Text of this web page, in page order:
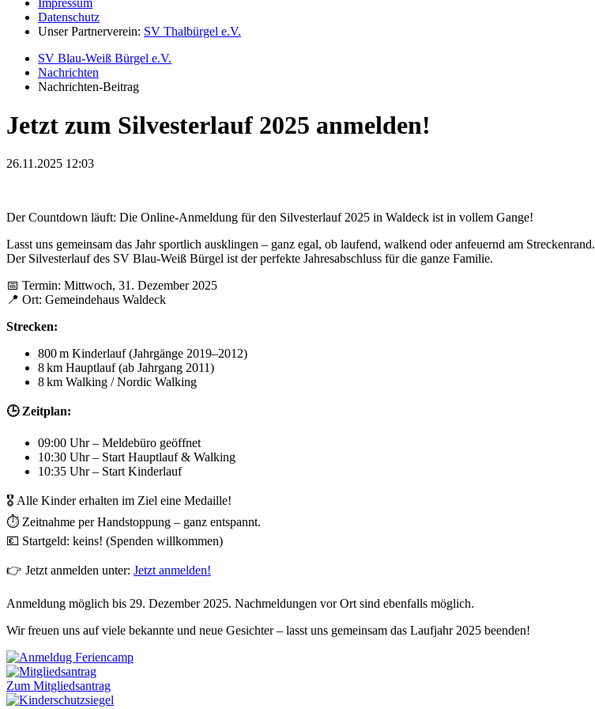
Datenschutz
Unser Partnerverein: SV Thalbürgel e.V.
SV Blau-Weiß Bürgel e.V.
Nachrichten
Nachrichten-Beitrag
Jetzt zum Silvesterlauf 2025 anmelden!
26.11.2025 12:03
Der Countdown läuft: Die Online-Anmeldung für den Silvesterlauf 2025 in Waldeck ist in vollem Gange!
Lasst uns gemeinsam das Jahr sportlich ausklingen – ganz egal, ob laufend, walkend oder anfeuernd am Streckenrand.
Der Silvesterlauf des SV Blau-Weiß Bürgel ist der perfekte Jahresabschluss für die ganze Familie.
📅 Termin: Mittwoch, 31. Dezember 2025
📍 Ort: Gemeindehaus Waldeck
Strecken:
800 m Kinderlauf (Jahrgänge 2019–2012)
8 km Hauptlauf (ab Jahrgang 2011)
8 km Walking / Nordic Walking
🕒 Zeitplan:
09:00 Uhr – Meldebüro geöffnet
10:30 Uhr – Start Hauptlauf & Walking
10:35 Uhr – Start Kinderlauf
🎖 Alle Kinder erhalten im Ziel eine Medaille!
⏱ Zeitnahme per Handstoppung – ganz entspannt.
💶 Startgeld: keins! (Spenden willkommen)
👉 Jetzt anmelden unter: Jetzt anmelden!
Anmeldung möglich bis 29. Dezember 2025. Nachmeldungen vor Ort sind ebenfalls möglich.
Wir freuen uns auf viele bekannte und neue Gesichter – lasst uns gemeinsam das Laufjahr 2025 beenden!
Zum Mitgliedsantrag